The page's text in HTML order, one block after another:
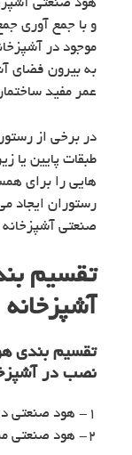
هود صنعتی
و با جمع آوری
موجود در
به بیرون فضای
عمر مفید
در برخی از
طبقات پایین یا
هایی را برای
رستوران ایجاد
صنعتی
تقسیم
آشپزخانه
تقسیم بندی
نصب در
۱- هود صنعتی دیواری.
۲- هود صنعتی مرکزی.